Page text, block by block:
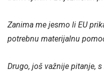
Zanima me jesmo li EU
potrebnu materijalnu
Drugo, još važnije pitanje,